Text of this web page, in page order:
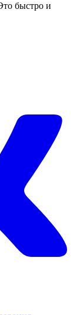
быстро и